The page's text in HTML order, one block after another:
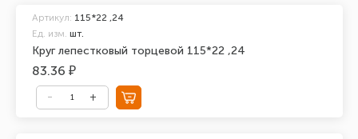
Круг лепестковый торцевой 115*22 ,24
Артикул: 115*22 ,24
Ед. изм. шт.
83.36 ₽